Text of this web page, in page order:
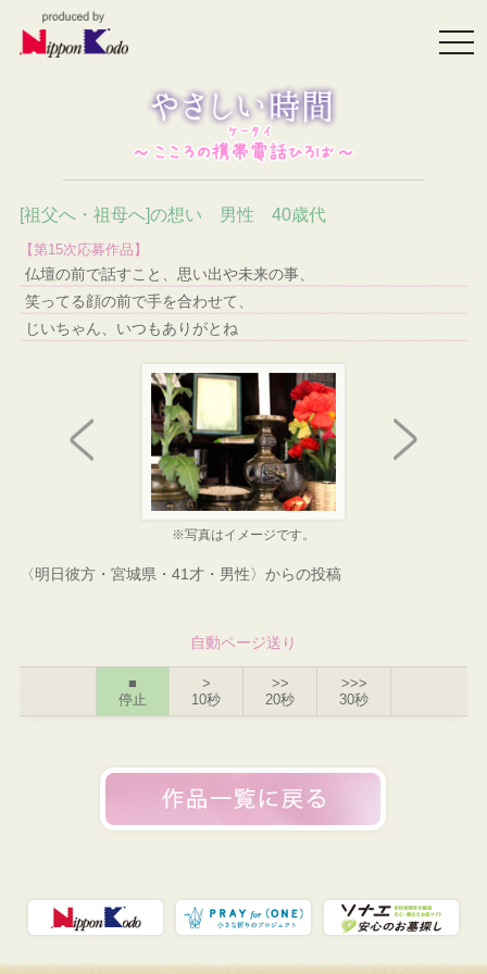
[祖父へ・祖母へ]の想い 男性 40歳代
【第15次応募作品】
仏壇の前で話すこと、思い出や未来の事、
笑ってる顔の前で手を合わせて、
じいちゃん、いつもありがとね
※写真はイメージです。
〈明日彼方・宮城県・41才・男性〉からの投稿
自動ページ送り
■
停止
>
10秒
>>
20秒
>>>
30秒